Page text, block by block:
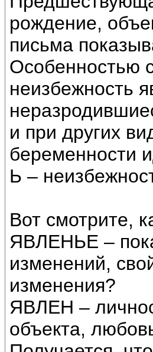
рождение,
письма
Особенностью
неизбежность
и при других
беременности
Ь –
Вот смотрите,
ЯВЛЕНЬЕ –
изменений,
изменения?
ЯВЛЕН –
объекта,